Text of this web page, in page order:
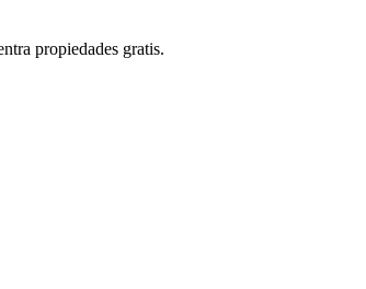
propiedades gratis.